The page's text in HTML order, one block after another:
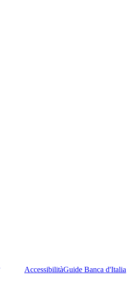
AccessibilitàGuide Banca d'Italia